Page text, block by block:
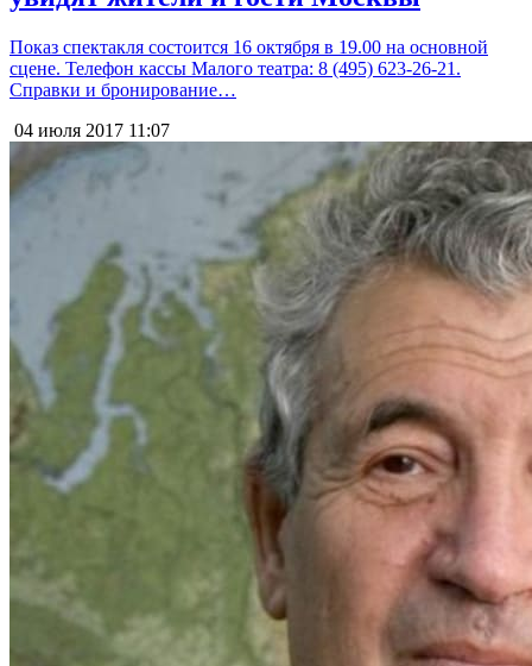
Показ спектакля состоится 16 октября в 19.00 на основной
сцене. Телефон кассы Малого театра: 8 (495) 623-26-21.
Справки и бронирование…
04 июля 2017 11:07